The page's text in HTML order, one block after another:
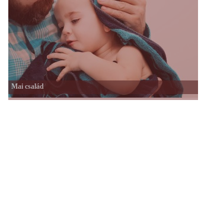
Mai család